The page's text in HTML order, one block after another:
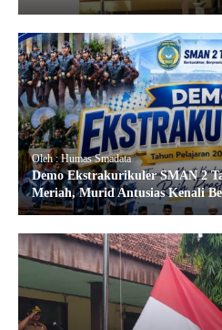
Oleh : Humas Smadata
Demo Ekstrakurikuler SMAN 2
Meriah, Murid Antusias Kenali